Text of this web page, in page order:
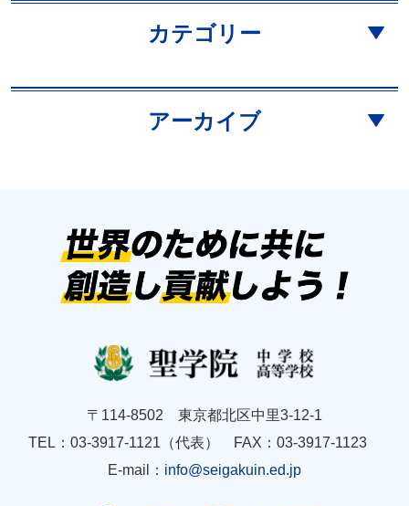
カテゴリー
アーカイブ
〒114-8502 東京都北区中里3-12-1
TEL：03-3917-1121（代表） FAX：03-3917-1123
E-mail： info@seigakuin.ed.jp